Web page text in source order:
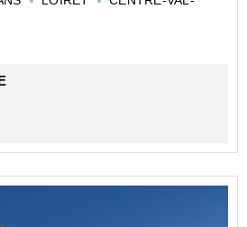
de 52 mÂ², cet
d...